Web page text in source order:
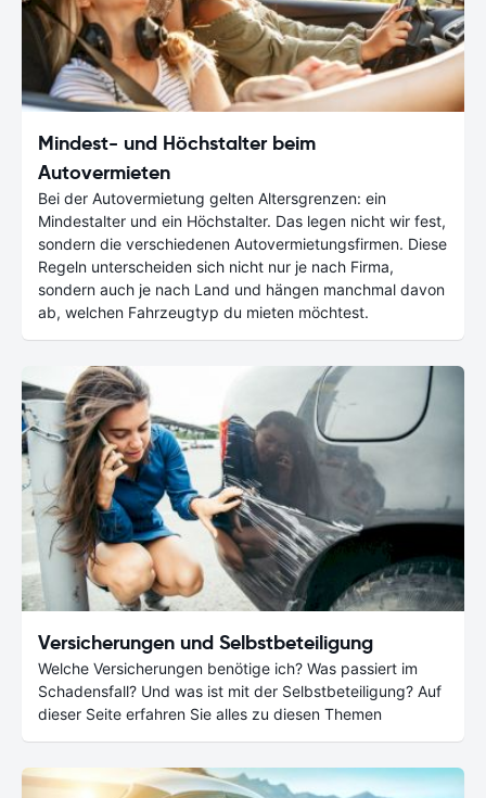
Mindest- und Höchstalter beim
Autovermieten
Bei der Autovermietung gelten Altersgrenzen: ein
Mindestalter und ein Höchstalter. Das legen nicht wir fest,
sondern die verschiedenen Autovermietungsfirmen. Diese
Regeln unterscheiden sich nicht nur je nach Firma,
sondern auch je nach Land und hängen manchmal davon
ab, welchen Fahrzeugtyp du mieten möchtest.
Versicherungen und Selbstbeteiligung
Welche Versicherungen benötige ich? Was passiert im
Schadensfall? Und was ist mit der Selbstbeteiligung? Auf
dieser Seite erfahren Sie alles zu diesen Themen